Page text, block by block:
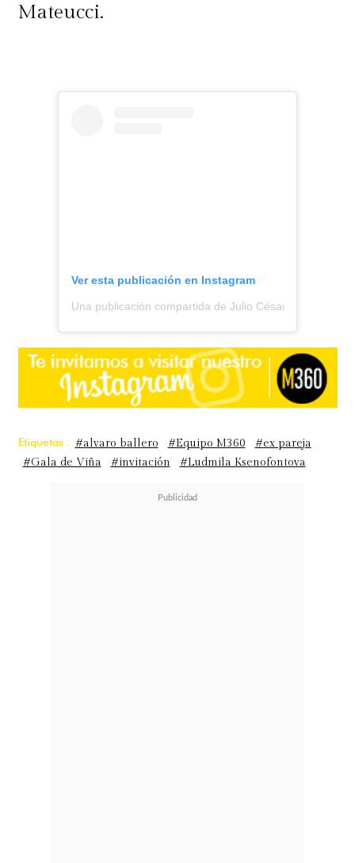
Mateucci.
Ver esta publicación en Instagram
Una publicación compartida de Julio César Rodríguez
Etiquetas : #alvaro ballero #Equipo M360
#ex pareja
#Gala de Viña
#invitación #Ludmila Ksenofontova